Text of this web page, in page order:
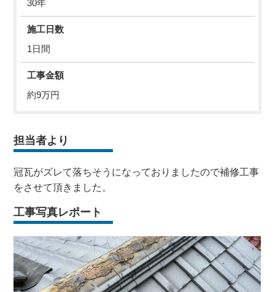
30年
施工日数
1日間
工事金額
約9万円
担当者より
冠瓦がズレて落ちそうになっておりましたので補修工事
をさせて頂きました。
工事写真レポート